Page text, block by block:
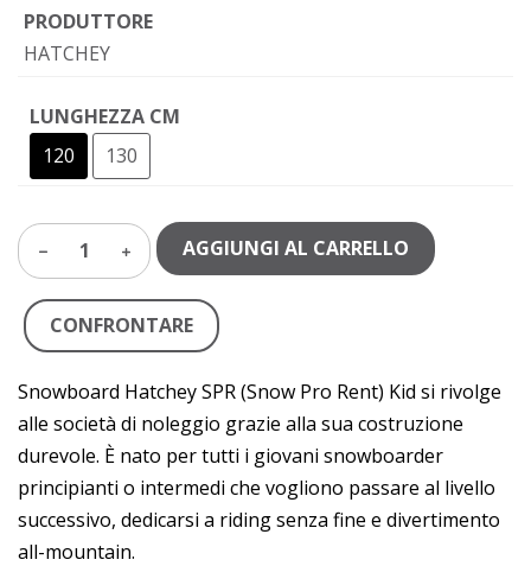
PRODUTTORE
HATCHEY
LUNGHEZZA CM
120
130
1 AGGIUNGI AL CARRELLO
CONFRONTARE
Snowboard Hatchey SPR (Snow Pro Rent) Kid si rivolge
alle società di noleggio grazie alla sua costruzione
durevole. È nato per tutti i giovani snowboarder
principianti o intermedi che vogliono passare al livello
successivo, dedicarsi a riding senza fine e divertimento
all-mountain.